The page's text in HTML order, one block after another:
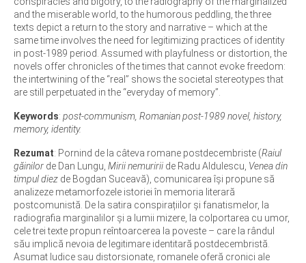
and the miserable world, to the humorous peddling, the three
texts depict a return to the story and narrative – which at the
same time involves the need for legitimizing practices of identity
in post-1989 period. Assumed with playfulness or distortion, the
novels offer chronicles of the times that cannot evoke freedom:
the intertwining of the “real” shows the societal stereotypes that
are still perpetuated in the “everyday of memory”.
Keywords: post-communism, Romanian post-1989 novel, history,
memory, identity.
Rezumat: Pornind de la câteva romane postdecembriste (Raiul
găinilor de Dan Lungu, Mirii nemuririi de Radu Aldulescu, Venea din
timpul diez de Bogdan Suceavă), comunicarea își propune să
analizeze metamorfozele istoriei în memoria literară
postcomunistă. De la satira conspirațiilor și fanatismelor, la
radiografia marginalilor și a lumii mizere, la colportarea cu umor,
cele trei texte propun reîntoarcerea la poveste – care la rândul
său implică nevoia de legitimare identitară postdecembristă.
Asumat ludice sau distorsionate, romanele oferă cronici ale